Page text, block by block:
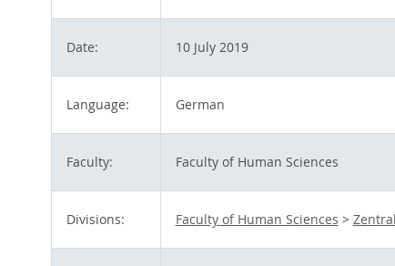
Date: 10 July 2019
Language: German
Faculty: Faculty of Human Sciences
Divisions: Faculty of Human Sciences >